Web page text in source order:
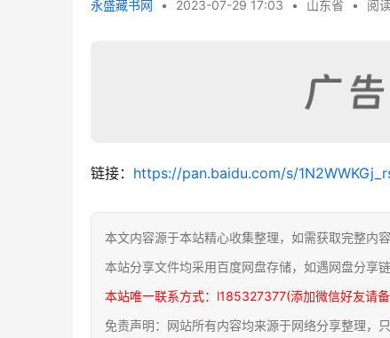
永盛藏书网 • 2023-07-29 17:03 • 山东省 • 阅
链接： https://pan.baidu.com/s/
本文内容源于本站精心收集整理，如需获取完整内
本站分享文件均采用百度网盘存储，如遇网盘分享
本站唯一联系方式：l185327377(添加微信好友请
免责声明：网站所有内容均来源于网络分享整理，